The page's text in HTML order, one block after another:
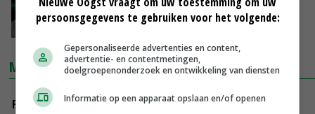
fritesindustrie'
28-01-2020
MARKTPRIJZEN
Fontane
persoonsgegevens te gebruiken voor het volgende:
Gepersonaliseerde advertenties en content,
advertentie- en contentmetingen,
doelgroepenonderzoek en ontwikkeling van diensten
Informatie op een apparaat opslaan en/of openen